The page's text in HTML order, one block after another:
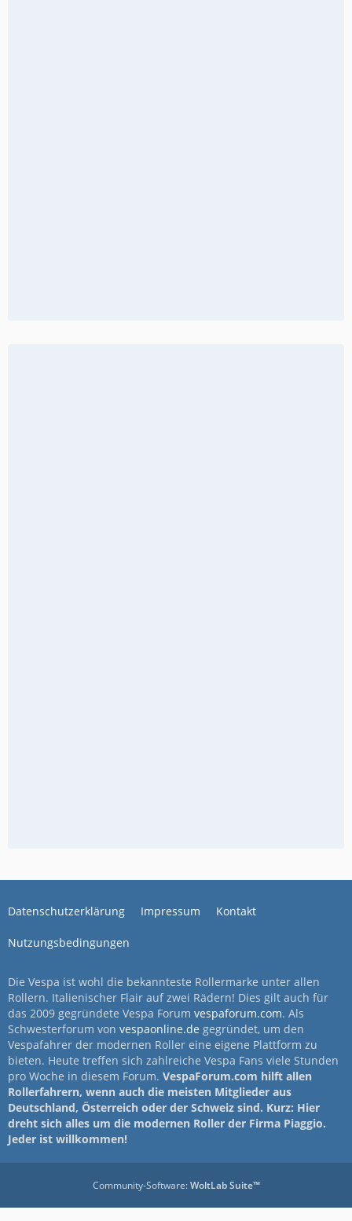
Datenschutzerklärung Impressum Kontakt
Nutzungsbedingungen
Die Vespa ist wohl die bekannteste Rollermarke unter allen
Rollern. Italienischer Flair auf zwei Rädern! Dies gilt auch für
das 2009 gegründete Vespa Forum vespaforum.com. Als
Schwesterforum von vespaonline.de gegründet, um den
Vespafahrer der modernen Roller eine eigene Plattform zu
bieten. Heute treffen sich zahlreiche Vespa Fans viele Stunden
pro Woche in diesem Forum. VespaForum.com hilft allen
Rollerfahrern, wenn auch die meisten Mitglieder aus
Deutschland, Österreich oder der Schweiz sind. Kurz: Hier
dreht sich alles um die modernen Roller der Firma Piaggio.
Jeder ist willkommen!
Community-Software:WoltLab Suite™